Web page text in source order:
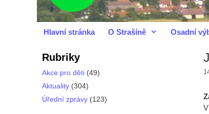
Hlavní stránka O Strašíně Osadní
Rubriky
Akce pro děti (49)
Aktuality (304)
Úřední zprávy (123)